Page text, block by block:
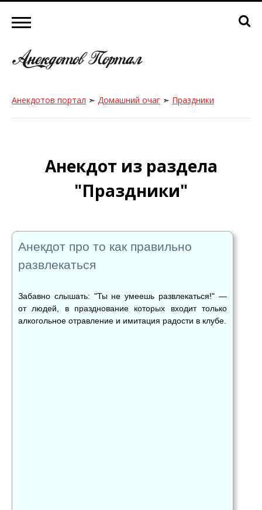
Анекдотов портал ➣ Домашний очаг ➣ Праздники
Анекдот из раздела
"Праздники"
Анекдот про то как правильно
развлекаться
Забавно слышать: "Ты не умеешь развлекаться!" —
от людей, в празднование которых входит только
алкогольное отравление и имитация радости в клубе.